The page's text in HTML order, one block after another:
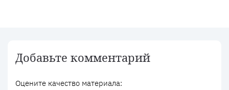
Добавьте комментарий
Оцените качество материала: